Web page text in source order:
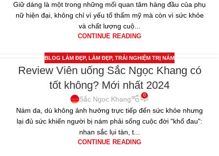
Giữ dáng là một trong những mối quan tâm hàng đầu của phụ
nữ hiện đại, không chỉ vì yếu tố thẩm mỹ mà còn vì sức khỏe
và chất lượng cuộ...
CONTINUE READING
25
BLOG LÀM ĐẸP, LÀM ĐẸP, TRẢI NGHIỆM TRỊ NÁM
Review Viên uống Sắc Ngọc Khang có
tốt không? Mới nhất 2024
Sắc Ngọc Khang 0
Nám da, dù không ảnh hưởng trực tiếp đến sức khỏe nhưng
lại đủ sức khiến người bị nám phải sống cuộc đời "khổ đau":
nhan sắc lụi tàn, t...
CONTINUE READING